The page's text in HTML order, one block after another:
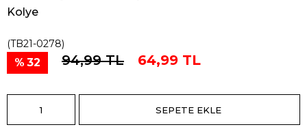
Kolye
(TB21-0278)
32 94,99 TL 64,99 TL